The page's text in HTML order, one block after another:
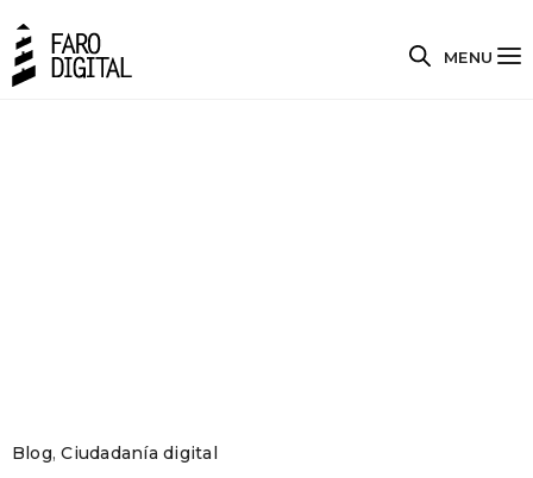
MENU
Blog,Ciudadanía digital